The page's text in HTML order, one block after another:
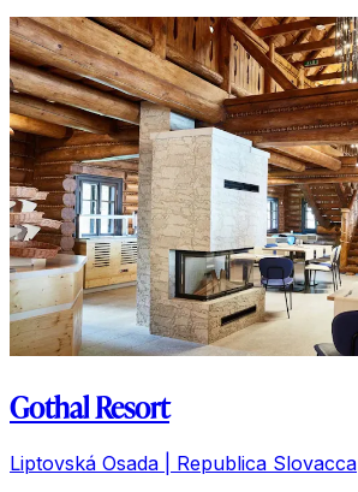
Gothal Resort
Liptovská Osada | Republica Slovacca